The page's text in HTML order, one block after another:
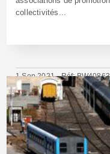
collectivités...
1 Sep 2021 - Réf: BW40863